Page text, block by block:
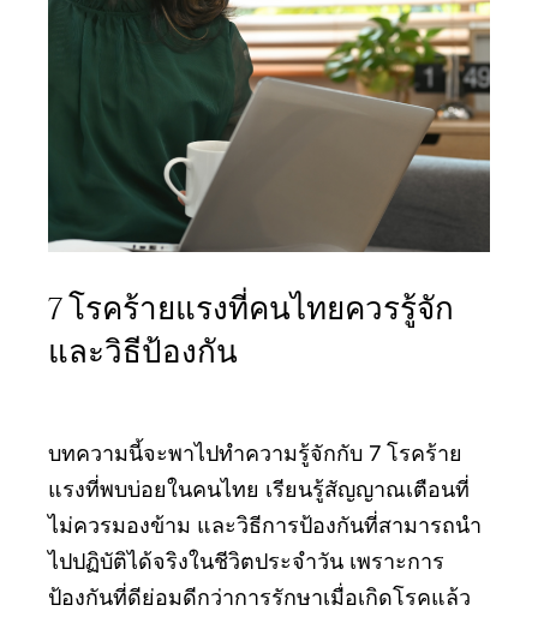
7 โรคร้ายแรงที่คนไทยควรรู้จัก
และวิธีป้องกัน
บทความนี้จะพาไปทำความรู้จักกับ 7 โรคร้าย
แรงที่พบบ่อยในคนไทย เรียนรู้สัญญาณเตือนที่
ไม่ควรมองข้าม และวิธีการป้องกันที่สามารถนำ
ไปปฏิบัติได้จริงในชีวิตประจำวัน เพราะการ
ป้องกันที่ดีย่อมดีกว่าการรักษาเมื่อเกิดโรคแล้ว